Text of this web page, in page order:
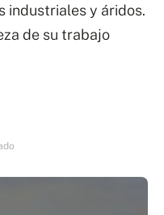
industriales y áridos.
de su trabajo